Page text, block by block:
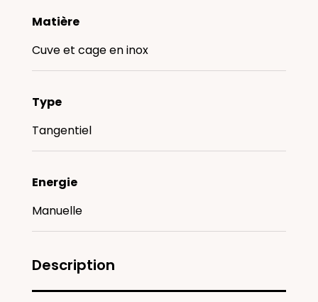
Matière
Cuve et cage en inox
Type
Tangentiel
Energie
Manuelle
Description